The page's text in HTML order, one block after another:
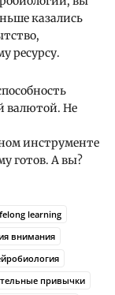
казались
ресурсу.
валютой. Не
инструменте
готов. А вы?
learning
внимания
привычки